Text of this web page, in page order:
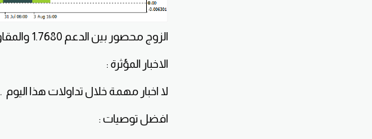
الزوج محصور بين الدعم 1.7680 والمقاومة 1.8470
الاخبار المؤثرة :
لا اخبار مهمة خلال تداولات هذا اليوم .
افضل توصيات :